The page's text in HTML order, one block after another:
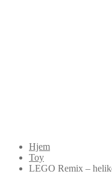
Hjem
Toy
LEGO Remix –